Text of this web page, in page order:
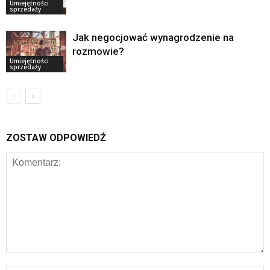
Umiejętności
sprzedaży
Umiejętności
sprzedaży
Jak negocjować wynagrodzenie na
rozmowie?
ZOSTAW ODPOWIEDŹ